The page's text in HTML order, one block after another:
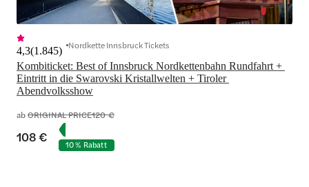
Kombiticket: Best of Innsbruck Nordkettenbahn Rundfahrt +
Eintritt in die Swarovski Kristallwelten + Tiroler
Abendvolksshow
4,3(1.845) Nordkette Innsbruck Tickets
abORIGINAL PRICE120 €
108 € 10 % Rabatt